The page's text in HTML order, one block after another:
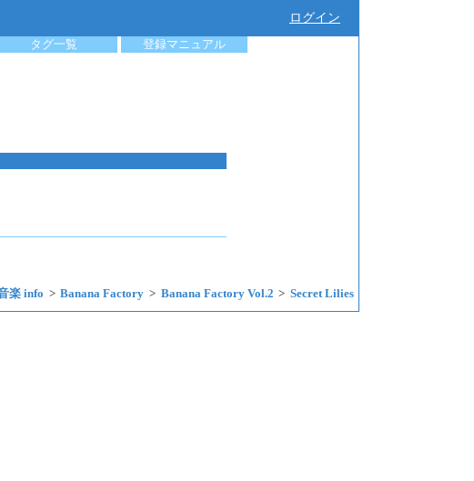
ログイン
タグ一覧 登録マニュアル
楽 info Banana Factory Banana Factory Vol.2 Secret Lilies